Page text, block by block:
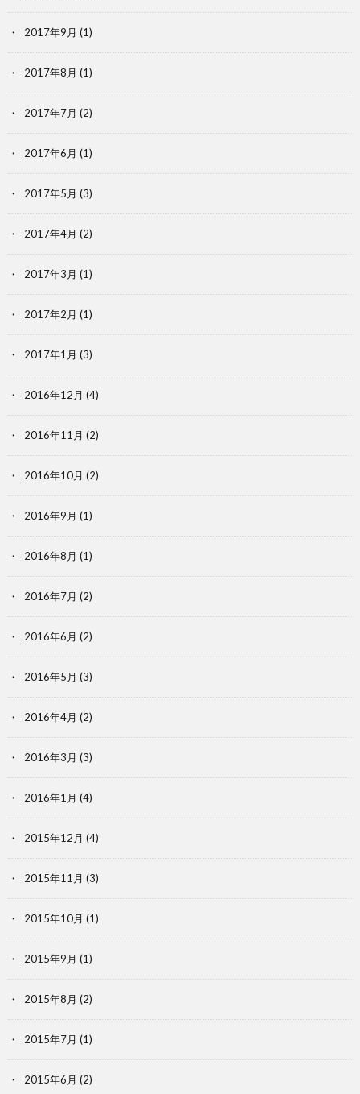
2017年9月 (1)
2017年8月 (1)
2017年7月 (2)
2017年6月 (1)
2017年5月 (3)
2017年4月 (2)
2017年3月 (1)
2017年2月 (1)
2017年1月 (3)
2016年12月 (4)
2016年11月 (2)
2016年10月 (2)
2016年9月 (1)
2016年8月 (1)
2016年7月 (2)
2016年6月 (2)
2016年5月 (3)
2016年4月 (2)
2016年3月 (3)
2016年1月 (4)
2015年12月 (4)
2015年11月 (3)
2015年10月 (1)
2015年9月 (1)
2015年8月 (2)
2015年7月 (1)
2015年6月 (2)